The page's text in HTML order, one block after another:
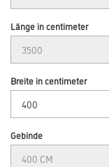
Länge in centimeter
Breite in centimeter
Gebinde